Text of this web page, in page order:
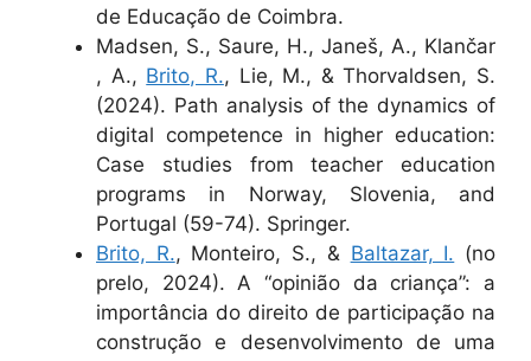
de Educação de Coimbra.
Madsen, S., Saure, H., Janeš, A., Klančar
, A., Brito, R., Lie, M., & Thorvaldsen, S.
(2024). Path analysis of the dynamics of
digital competence in higher education:
Case studies from teacher education
programs in Norway, Slovenia, and
Portugal (59-74). Springer.
Brito, R., Monteiro, S., & Baltazar, I. (no
prelo, 2024). A “opinião da criança”: a
importância do direito de participação na
construção e desenvolvimento de uma